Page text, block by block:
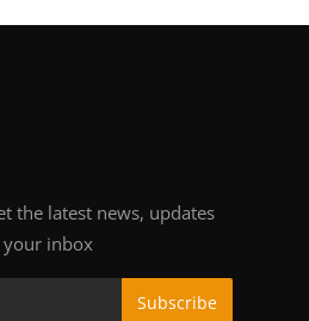
the latest news, updates
inbox
Subscribe